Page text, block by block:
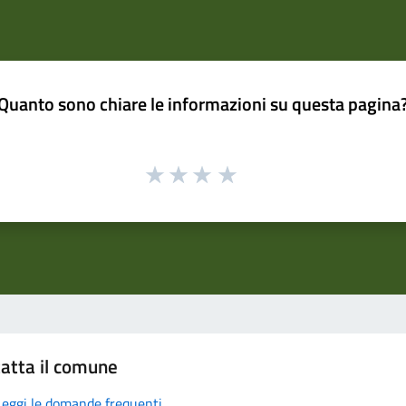
sono chiare le informazioni su questa
il comune